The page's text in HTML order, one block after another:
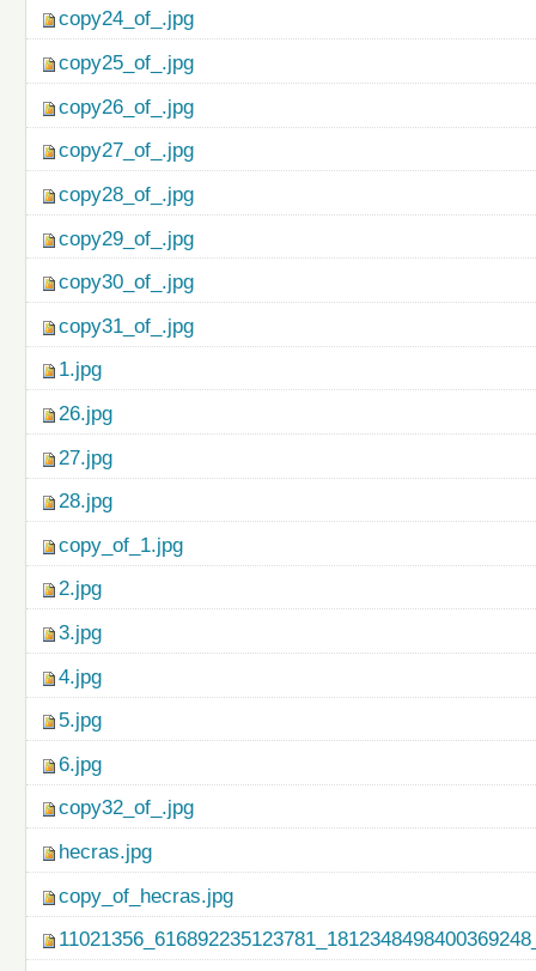
copy24_of_.jpg
copy25_of_.jpg
copy26_of_.jpg
copy27_of_.jpg
copy28_of_.jpg
copy29_of_.jpg
copy30_of_.jpg
copy31_of_.jpg
1.jpg
26.jpg
27.jpg
28.jpg
copy_of_1.jpg
2.jpg
3.jpg
4.jpg
5.jpg
6.jpg
copy32_of_.jpg
hecras.jpg
copy_of_hecras.jpg